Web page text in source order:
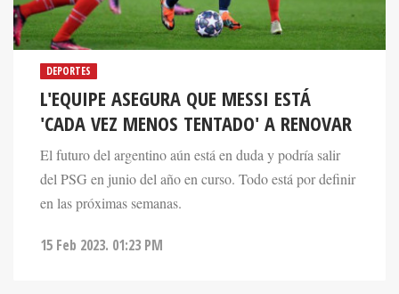
DEPORTES
L'EQUIPE ASEGURA QUE MESSI ESTÁ
'CADA VEZ MENOS TENTADO' A RENOVAR
El futuro del argentino aún está en duda y podría salir
del PSG en junio del año en curso. Todo está por definir
en las próximas semanas.
15 Feb 2023. 01:23 PM